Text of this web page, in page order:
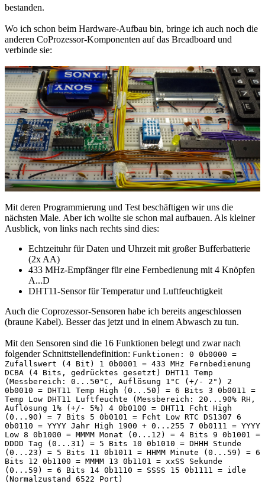
bestanden.
Wo ich schon beim Hardware-Aufbau bin, bringe ich auch noch die
anderen CoProzessor-Komponenten auf das Breadboard und
verbinde sie:
Mit deren Programmierung und Test beschäftigen wir uns die
nächsten Male. Aber ich wollte sie schon mal aufbauen. Als kleiner
Ausblick, von links nach rechts sind dies:
Echtzeituhr für Daten und Uhrzeit mit großer Bufferbatterie
(2x AA)
433 MHz-Empfänger für eine Fernbedienung mit 4 Knöpfen
A...D
DHT11-Sensor für Temperatur und Luftfeuchtigkeit
Auch die Coprozessor-Sensoren habe ich bereits angeschlossen
(braune Kabel). Besser das jetzt und in einem Abwasch zu tun.
Mit den Sensoren sind die 16 Funktionen belegt und zwar nach
folgender Schnittstellendefinition: Funktionen: 0 0b0000 =
Zufallswert (4 Bit) 1 0b0001 = 433 MHz Fernbedienung
DCBA (4 Bits, gedrücktes gesetzt) DHT11 Temp
(Messbereich: 0...50°C, Auflösung 1°C (+/- 2°) 2
0b0010 = DHT11 Temp High (0...50) = 6 Bits 3 0b0011 =
Temp Low DHT11 Luftfeuchte (Messbereich: 20...90% RH,
Auflösung 1% (+/- 5%) 4 0b0100 = DHT11 Fcht High
(0...90) = 7 Bits 5 0b0101 = Fcht Low RTC DS1307 6
0b0110 = YYYY Jahr High 1900 + 0...255 7 0b0111 = YYYY
Low 8 0b1000 = MMMM Monat (0...12) = 4 Bits 9 0b1001 =
DDDD Tag (0...31) = 5 Bits 10 0b1010 = DHHH Stunde
(0...23) = 5 Bits 11 0b1011 = HHMM Minute (0...59) = 6
Bits 12 0b1100 = MMMM 13 0b1101 = xxSS Sekunde
(0...59) = 6 Bits 14 0b1110 = SSSS 15 0b1111 = idle
(Normalzustand 6522 Port)